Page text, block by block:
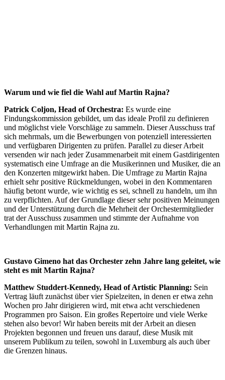
Warum und wie fiel die Wahl auf Martin Rajna?
Patrick Coljon, Head of Orchestra: Es wurde eine
Findungskommission gebildet, um das ideale Profil zu definieren
und möglichst viele Vorschläge zu sammeln. Dieser Ausschuss traf
sich mehrmals, um die Bewerbungen von potenziell interessierten
und verfügbaren Dirigenten zu prüfen. Parallel zu dieser Arbeit
versenden wir nach jeder Zusammenarbeit mit einem Gastdirigenten
systematisch eine Umfrage an die Musikerinnen und Musiker, die an
den Konzerten mitgewirkt haben. Die Umfrage zu Martin Rajna
erhielt sehr positive Rückmeldungen, wobei in den Kommentaren
häufig betont wurde, wie wichtig es sei, schnell zu handeln, um ihn
zu verpflichten. Auf der Grundlage dieser sehr positiven Meinungen
und der Unterstützung durch die Mehrheit der Orchestermitglieder
trat der Ausschuss zusammen und stimmte der Aufnahme von
Verhandlungen mit Martin Rajna zu.
Gustavo Gimeno hat das Orchester zehn Jahre lang geleitet, wie
steht es mit Martin Rajna?
Matthew Studdert-Kennedy, Head of Artistic Planning: Sein
Vertrag läuft zunächst über vier Spielzeiten, in denen er etwa zehn
Wochen pro Jahr dirigieren wird, mit etwa acht verschiedenen
Programmen pro Saison. Ein großes Repertoire und viele Werke
stehen also bevor! Wir haben bereits mit der Arbeit an diesen
Projekten begonnen und freuen uns darauf, diese Musik mit
unserem Publikum zu teilen, sowohl in Luxemburg als auch über
die Grenzen hinaus.